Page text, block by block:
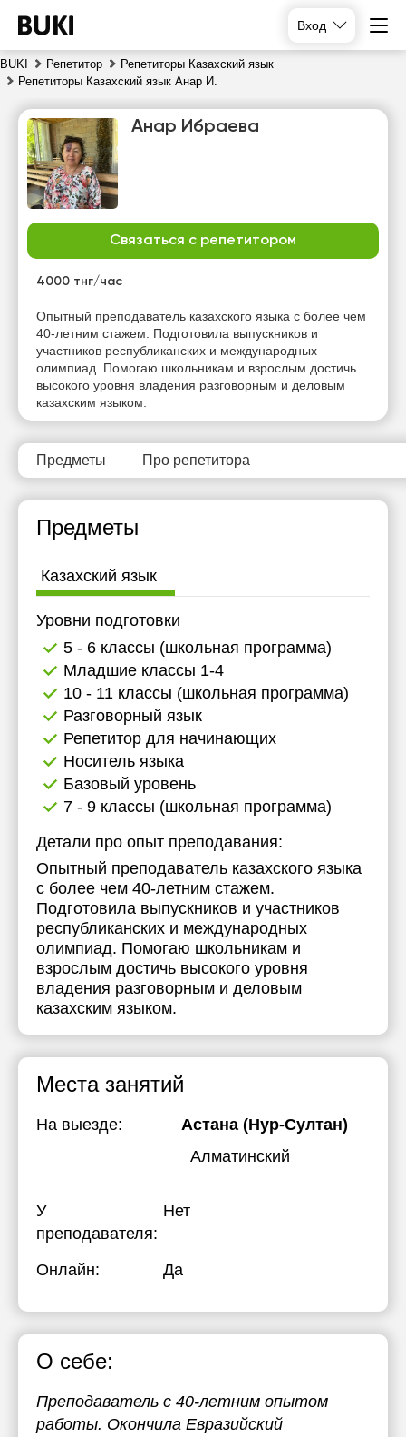
Вход
BUKI Репетитор
Репетиторы Казахский язык
Репетиторы Казахский язык Анар И.
Анар Ибраева
Связаться с репетитором
4000 тнг/час
Опытный преподаватель казахского языка с более чем
40-летним стажем. Подготовила выпускников и
участников республиканских и международных
олимпиад. Помогаю школьникам и взрослым достичь
высокого уровня владения разговорным и деловым
казахским языком.
Предметы Про репетитора
Предметы
Казахский язык
Уровни подготовки
5 - 6 классы (школьная программа)
Младшие классы 1-4
10 - 11 классы (школьная программа)
Разговорный язык
Репетитор для начинающих
Носитель языка
Базовый уровень
7 - 9 классы (школьная программа)
Детали про опыт преподавания:
Опытный преподаватель казахского языка
с более чем 40-летним стажем.
Подготовила выпускников и участников
республиканских и международных
олимпиад. Помогаю школьникам и
взрослым достичь высокого уровня
владения разговорным и деловым
казахским языком.
Места занятий
На выезде:
Астана (Нур-Султан)
Алматинский
У
преподавателя:
Нет
Онлайн: Да
О себе:
Преподаватель с 40-летним опытом
работы. Окончила Евразийский
вс
пн
Нет
свободных
часов
14:00
14:30
15:00
15:30
16:00
17:00
18:00
18:30
19:00
19:30
20:00
20:30
21:00
Нет
свободных
часов
Нет
свободных